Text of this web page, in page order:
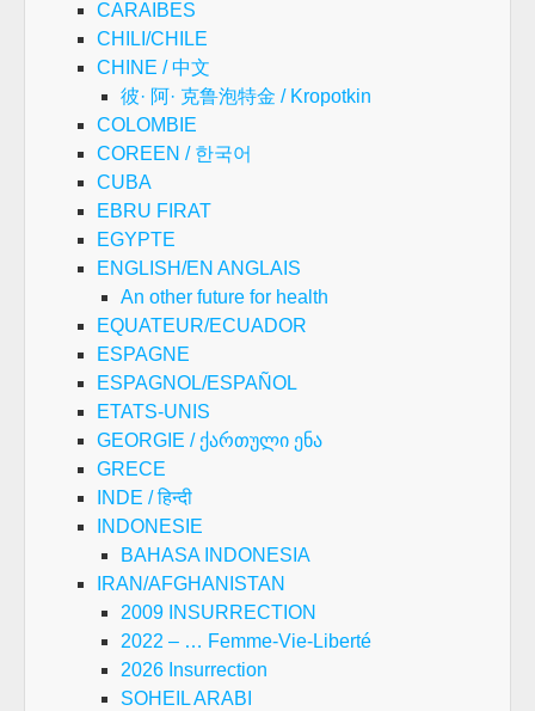
CARAIBES
CHILI/CHILE
CHINE / 中文
彼· 阿· 克鲁泡特金 / Kropotkin
COLOMBIE
COREEN / 한국어
CUBA
EBRU FIRAT
EGYPTE
ENGLISH/EN ANGLAIS
An other future for health
EQUATEUR/ECUADOR
ESPAGNE
ESPAGNOL/ESPAÑOL
ETATS-UNIS
GEORGIE / ქართული ენა
GRECE
INDE / हिन्दी
INDONESIE
BAHASA INDONESIA
IRAN/AFGHANISTAN
2009 INSURRECTION
2022 – … Femme-Vie-Liberté
2026 Insurrection
SOHEIL ARABI